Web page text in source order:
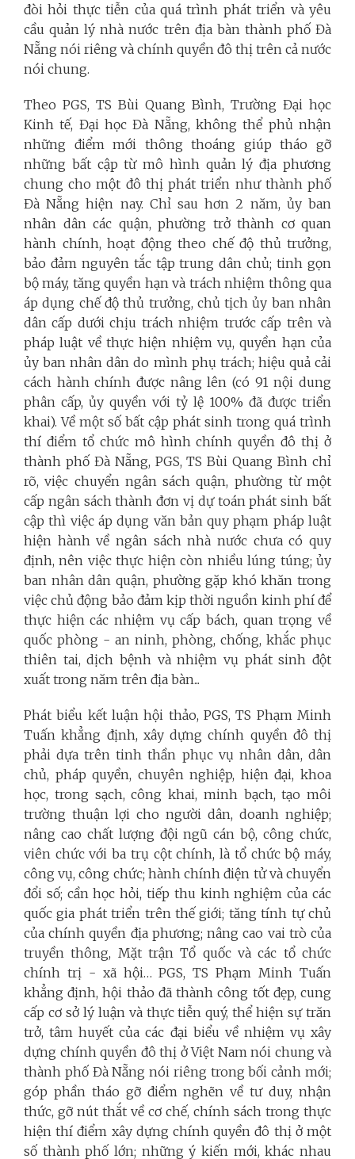
đòi hỏi thực tiễn của quá trình phát triển và yêu
cầu quản lý nhà nước trên địa bàn thành phố Đà
Nẵng nói riêng và chính quyền đô thị trên cả nước
nói chung.
Theo PGS, TS Bùi Quang Bình, Trường Đại học
Kinh tế, Đại học Đà Nẵng, không thể phủ nhận
những điểm mới thông thoáng giúp tháo gỡ
những bất cập từ mô hình quản lý địa phương
chung cho một đô thị phát triển như thành phố
Đà Nẵng hiện nay. Chỉ sau hơn 2 năm, ủy ban
nhân dân các quận, phường trở thành cơ quan
hành chính, hoạt động theo chế độ thủ trưởng,
bảo đảm nguyên tắc tập trung dân chủ; tinh gọn
bộ máy, tăng quyền hạn và trách nhiệm thông qua
áp dụng chế độ thủ trưởng, chủ tịch ủy ban nhân
dân cấp dưới chịu trách nhiệm trước cấp trên và
pháp luật về thực hiện nhiệm vụ, quyền hạn của
ủy ban nhân dân do mình phụ trách; hiệu quả cải
cách hành chính được nâng lên (có 91 nội dung
phân cấp, ủy quyền với tỷ lệ 100% đã được triển
khai). Về một số bất cập phát sinh trong quá trình
thí điểm tổ chức mô hình chính quyền đô thị ở
thành phố Đà Nẵng, PGS, TS Bùi Quang Bình chỉ
rõ, việc chuyển ngân sách quận, phường từ một
cấp ngân sách thành đơn vị dự toán phát sinh bất
cập thì việc áp dụng văn bản quy phạm pháp luật
hiện hành về ngân sách nhà nước chưa có quy
định, nên việc thực hiện còn nhiều lúng túng; ủy
ban nhân dân quận, phường gặp khó khăn trong
việc chủ động bảo đảm kịp thời nguồn kinh phí để
thực hiện các nhiệm vụ cấp bách, quan trọng về
quốc phòng - an ninh, phòng, chống, khắc phục
thiên tai, dịch bệnh và nhiệm vụ phát sinh đột
xuất trong năm trên địa bàn...
Phát biểu kết luận hội thảo, PGS, TS Phạm Minh
Tuấn khẳng định, xây dựng chính quyền đô thị
phải dựa trên tinh thần phục vụ nhân dân, dân
chủ, pháp quyền, chuyên nghiệp, hiện đại, khoa
học, trong sạch, công khai, minh bạch, tạo môi
trường thuận lợi cho người dân, doanh nghiệp;
nâng cao chất lượng đội ngũ cán bộ, công chức,
viên chức với ba trụ cột chính, là tổ chức bộ máy,
công vụ, công chức; hành chính điện tử và chuyển
đổi số; cần học hỏi, tiếp thu kinh nghiệm của các
quốc gia phát triển trên thế giới; tăng tính tự chủ
của chính quyền địa phương; nâng cao vai trò của
truyền thông, Mặt trận Tổ quốc và các tổ chức
chính trị - xã hội… PGS, TS Phạm Minh Tuấn
khẳng định, hội thảo đã thành công tốt đẹp, cung
cấp cơ sở lý luận và thực tiễn quý, thể hiện sự trăn
trở, tâm huyết của các đại biểu về nhiệm vụ xây
dựng chính quyền đô thị ở Việt Nam nói chung và
thành phố Đà Nẵng nói riêng trong bối cảnh mới;
góp phần tháo gỡ điểm nghẽn về tư duy, nhận
thức, gỡ nút thắt về cơ chế, chính sách trong thực
hiện thí điểm xây dựng chính quyền đô thị ở một
số thành phố lớn; những ý kiến mới, khác nhau